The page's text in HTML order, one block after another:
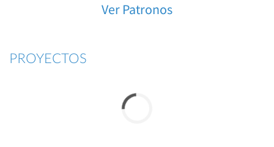
Ver Patronos
PROYECTOS